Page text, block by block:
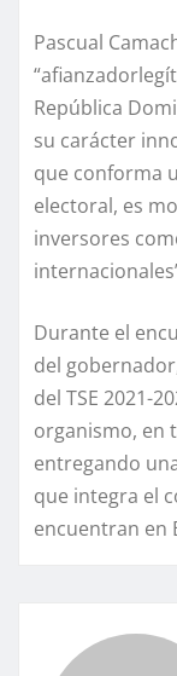
Pascual
“afianzador
República
su carácter
que conforma
electoral, es
inversores
Durante el
del
del TSE 2021-
organismo, en
entregando
que integra el
encuentran en